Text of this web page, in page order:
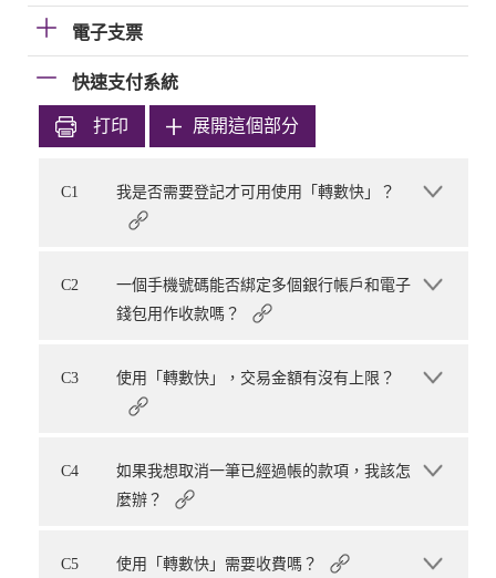
電子支票
快速支付系統
打印 展開這個部分
C1 我是否需要登記才可用使用「轉數快」？
C2
一個手機號碼能否綁定多個銀行帳戶和電子
錢包用作收款嗎？
C3 使用「轉數快」，交易金額有沒有上限？
C4
如果我想取消一筆已經過帳的款項，我該怎
麼辦？
C5 使用「轉數快」需要收費嗎？